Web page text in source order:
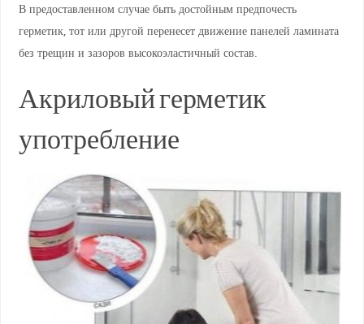
В предоставленном случае быть достойным предпочесть
герметик, тот или другой перенесет движение панелей ламината
без трещин и зазоров высокоэластичный состав.
Акриловый герметик
употребление